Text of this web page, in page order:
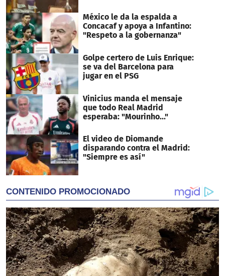
México le da la espalda a
Concacaf y apoya a Infantino:
"Respeto a la gobernanza"
Golpe certero de Luis Enrique:
se va del Barcelona para
jugar en el PSG
Vinicius manda el mensaje
que todo Real Madrid
esperaba: "Mourinho..."
El video de Diomande
disparando contra el Madrid:
"Siempre es así"